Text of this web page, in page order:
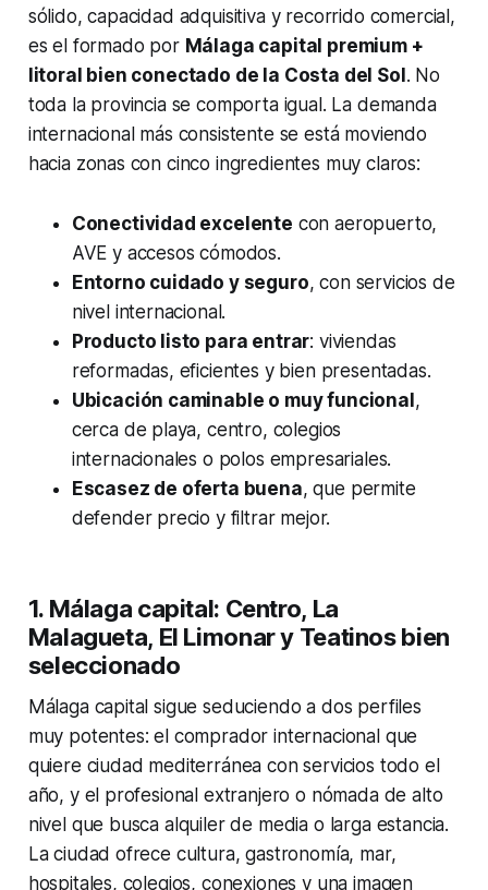
sólido, capacidad adquisitiva y recorrido comercial,
es el formado por Málaga capital premium +
litoral bien conectado de la Costa del Sol . No
toda la provincia se comporta igual. La demanda
internacional más consistente se está moviendo
hacia zonas con cinco ingredientes muy claros:
Conectividad excelente con aeropuerto,
AVE y accesos cómodos.
Entorno cuidado y seguro, con servicios de
nivel internacional.
Producto listo para entrar: viviendas
reformadas, eficientes y bien presentadas.
Ubicación caminable o muy funcional ,
cerca de playa, centro, colegios
internacionales o polos empresariales.
Escasez de oferta buena, que permite
defender precio y filtrar mejor.
1. Málaga capital: Centro, La
Malagueta, El Limonar y Teatinos bien
seleccionado
Málaga capital sigue seduciendo a dos perfiles
muy potentes: el comprador internacional que
quiere ciudad mediterránea con servicios todo el
año, y el profesional extranjero o nómada de alto
nivel que busca alquiler de media o larga estancia.
La ciudad ofrece cultura, gastronomía, mar,
hospitales, colegios, conexiones y una imagen